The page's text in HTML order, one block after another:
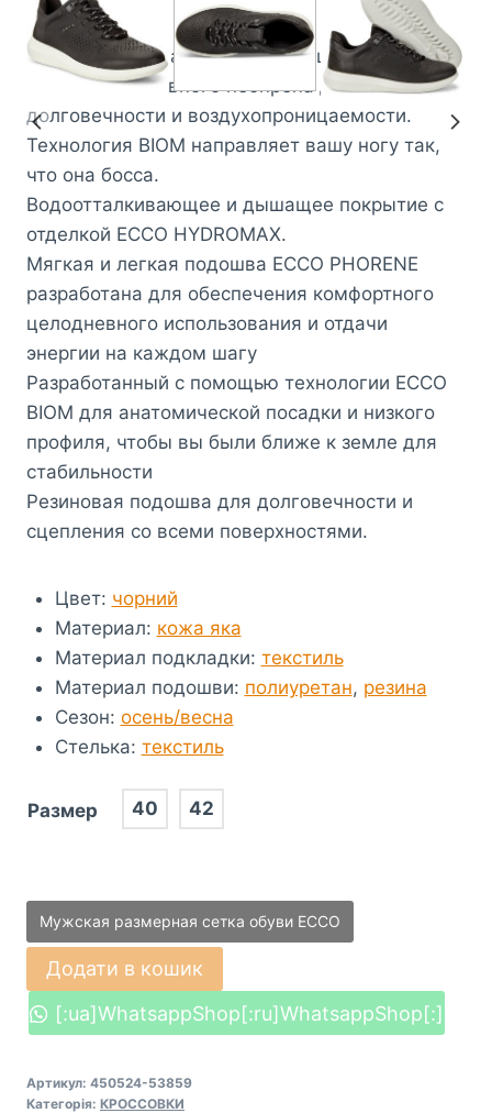
Кроссовки созданы из комбинации кожи ECCO
DriTan и спортивного неопрена для
долговечности и воздухопроницаемости.
Технология BIOM направляет вашу ногу так,
что она босса.
Водоотталкивающее и дышащее покрытие с
отделкой ECCO HYDROMAX.
Мягкая и легкая подошва ECCO PHORENE
разработана для обеспечения комфортного
целодневного использования и отдачи
энергии на каждом шагу
Разработанный с помощью технологии ECCO
BIOM для анатомической посадки и низкого
профиля, чтобы вы были ближе к земле для
стабильности
Резиновая подошва для долговечности и
сцепления со всеми поверхностями.
Цвет: чорний
Материал: кожа яка
Материал подкладки: текстиль
Материал подошви: полиуретан, резина
Сезон: осень/весна
Стелька: текстиль
Размер 40 42
Мужская размерная сетка обуви ECCO
Кросівки
ECCO
SCINAPSE
53859)
Додати в кошик
[:ua]WhatsappShop[:ru]WhatsappShop[:]
Артикул: 450524-53859
Категорія: КРОССОВКИ